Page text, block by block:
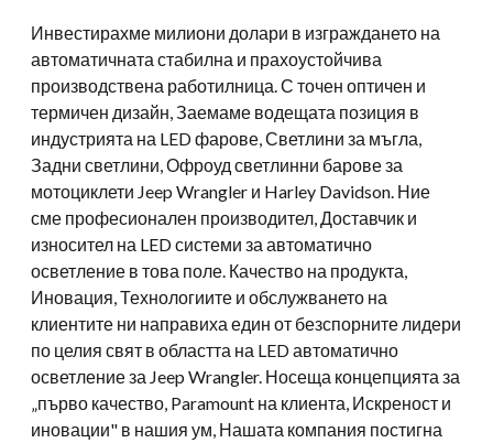
Инвестирахме милиони долари в изграждането на
автоматичната стабилна и прахоустойчива
производствена работилница. С точен оптичен и
термичен дизайн, Заемаме водещата позиция в
индустрията на LED фарове, Светлини за мъгла,
Задни светлини, Офроуд светлинни барове за
мотоциклети Jeep Wrangler и Harley Davidson. Ние
сме професионален производител, Доставчик и
износител на LED системи за автоматично
осветление в това поле. Качество на продукта,
Иновация, Технологиите и обслужването на
клиентите ни направиха един от безспорните лидери
по целия свят в областта на LED автоматично
осветление за Jeep Wrangler. Носеща концепцията за
„първо качество, Paramount на клиента, Искреност и
иновации" в нашия ум, Нашата компания постигна